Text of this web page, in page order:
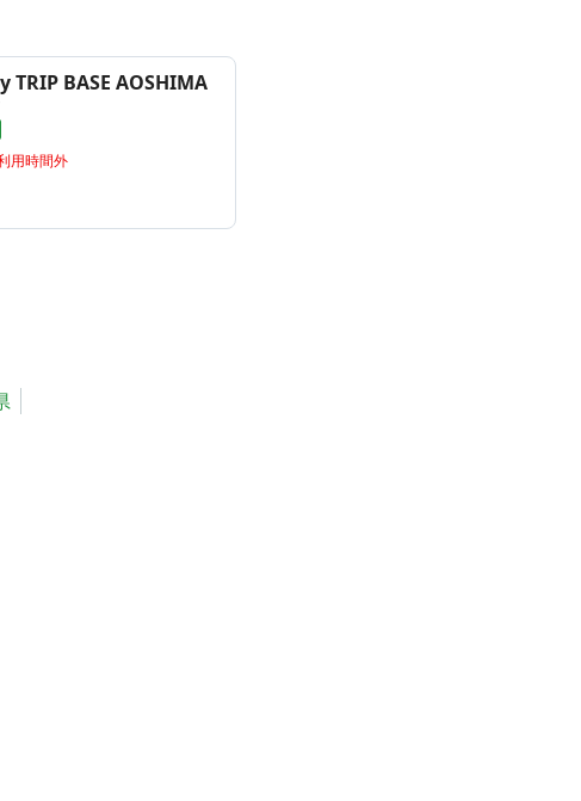
TRIP BASE AOSHIMA
用時間外